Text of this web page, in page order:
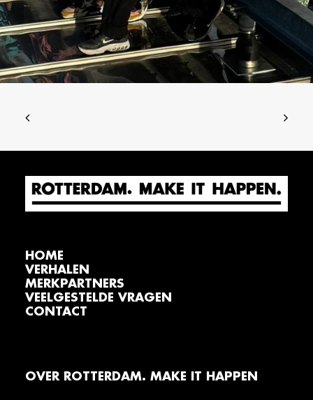
HOME
VERHALEN
MERKPARTNERS
VEELGESTELDE VRAGEN
CONTACT
OVER ROTTERDAM. MAKE IT HAPPEN